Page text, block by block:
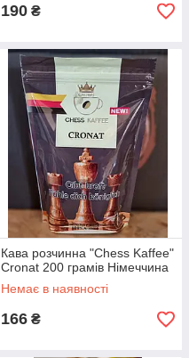
190 ₴
Кава розчинна "Chess Kaffee"
Cronat 200 грамів Німеччина
Немає в наявності
166 ₴